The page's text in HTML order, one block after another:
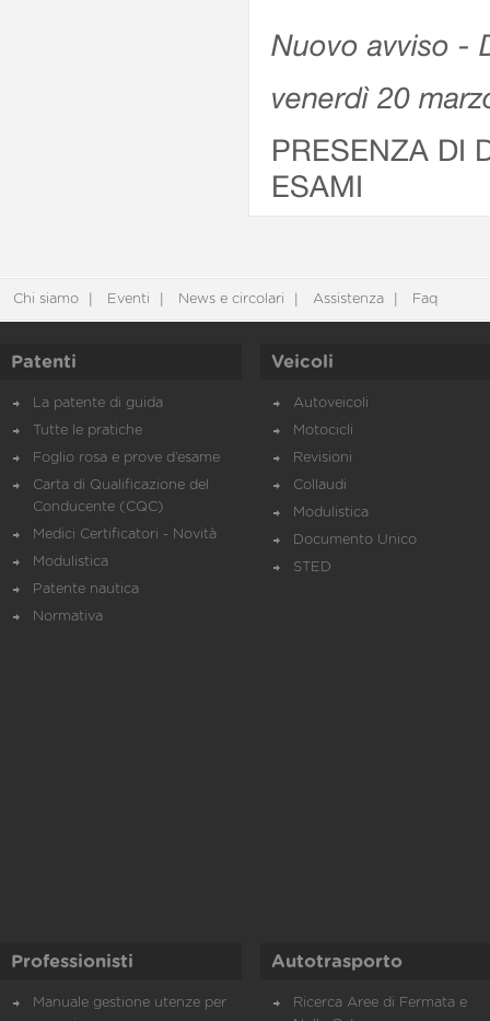
Nuovo avviso -
venerdì 20
PRESENZA DI
ESAMI
Chi siamo Eventi News e circolari Assistenza Faq
Patenti
La patente di guida
Tutte le pratiche
Foglio rosa e prove d’esame
Carta di Qualificazione del
Conducente (CQC)
Medici Certificatori - Novità
Modulistica
Patente nautica
Normativa
Veicoli
Autoveicoli
Motocicli
Revisioni
Collaudi
Modulistica
Documento Unico
STED
Professionisti
Manuale gestione utenze per
Autotrasporto
Ricerca Aree di Fermata e